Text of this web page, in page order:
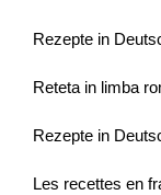
Rezepte in
Reteta in limba
Rezepte in
Les recettes en